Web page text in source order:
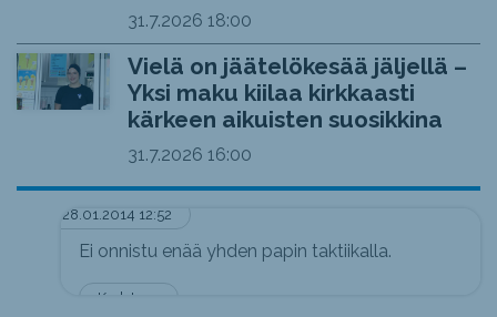
31.7.2026 18:00
Vielä on jäätelökesää jäljellä –
Yksi maku kiilaa kirkkaasti
kärkeen aikuisten suosikkina
31.7.2026 16:00
28.01.2014 12:52
Karlsteen
Ei onnistu enää yhden papin taktiikalla.